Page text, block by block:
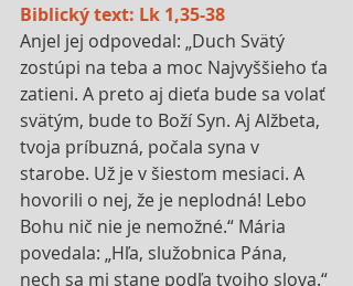
Biblický text: Lk 1,35-38
Anjel jej odpovedal: „Duch Svätý
zostúpi na teba a moc Najvyššieho ťa
zatieni. A preto aj dieťa bude sa volať
svätým, bude to Boží Syn. Aj Alžbeta,
tvoja príbuzná, počala syna v
starobe. Už je v šiestom mesiaci. A
hovorili o nej, že je neplodná! Lebo
Bohu nič nie je nemožné.“ Mária
povedala: „Hľa, služobnica Pána,
nech sa mi stane podľa tvojho slova.“